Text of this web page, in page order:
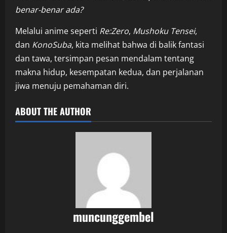
benar-benar ada?
Melalui anime seperti Re:Zero, Mushoku Tensei,
dan KonoSuba, kita melihat bahwa di balik fantasi
dan tawa, tersimpan pesan mendalam tentang
makna hidup, kesempatan kedua, dan perjalanan
jiwa menuju pemahaman diri.
ABOUT THE AUTHOR
muncunggembel